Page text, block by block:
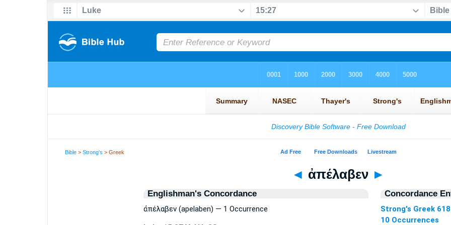
Bible >Strong's > Greek
◄ ἀπέλαβεν ►
Englishman's Concordance
ἀπέλαβεν (apelaben) — 1 Occurrence
Concordance
Strong's Greek 618
10 Occurrences